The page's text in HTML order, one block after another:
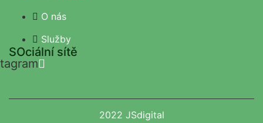
O nás
Služby
SOciální sítě
2022 JSdigital